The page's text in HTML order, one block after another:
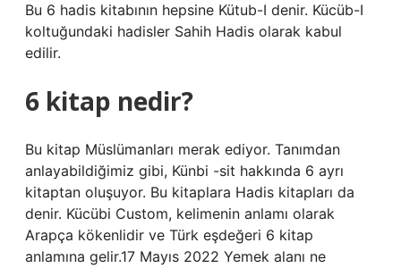
Bu 6 hadis kitabının hepsine Kütub-I denir. Kücüb-I
koltuğundaki hadisler Sahih Hadis olarak kabul
edilir.
6 kitap nedir?
Bu kitap Müslümanları merak ediyor. Tanımdan
anlayabildiğimiz gibi, Künbi -sit hakkında 6 ayrı
kitaptan oluşuyor. Bu kitaplara Hadis kitapları da
denir. Kücübi Custom, kelimenin anlamı olarak
Arapça kökenlidir ve Türk eşdeğeri 6 kitap
anlamına gelir.17 Mayıs 2022 Yemek alanı ne